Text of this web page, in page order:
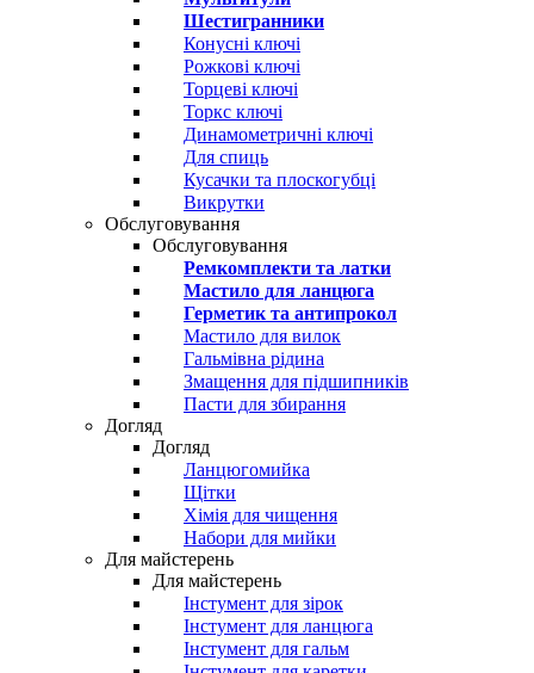
Шестигранники
Конусні ключі
Рожкові ключі
Торцеві ключі
Торкс ключі
Динамометричні ключі
Для спиць
Кусачки та плоскогубці
Викрутки
Обслуговування
Обслуговування
Ремкомплекти та латки
Мастило для ланцюга
Герметик та антипрокол
Мастило для вилок
Гальмівна рідина
Змащення для підшипників
Пасти для збирання
Догляд
Догляд
Ланцюгомийка
Щітки
Хімія для чищення
Набори для мийки
Для майстерень
Для майстерень
Інстумент для зірок
Інстумент для ланцюга
Інстумент для гальм